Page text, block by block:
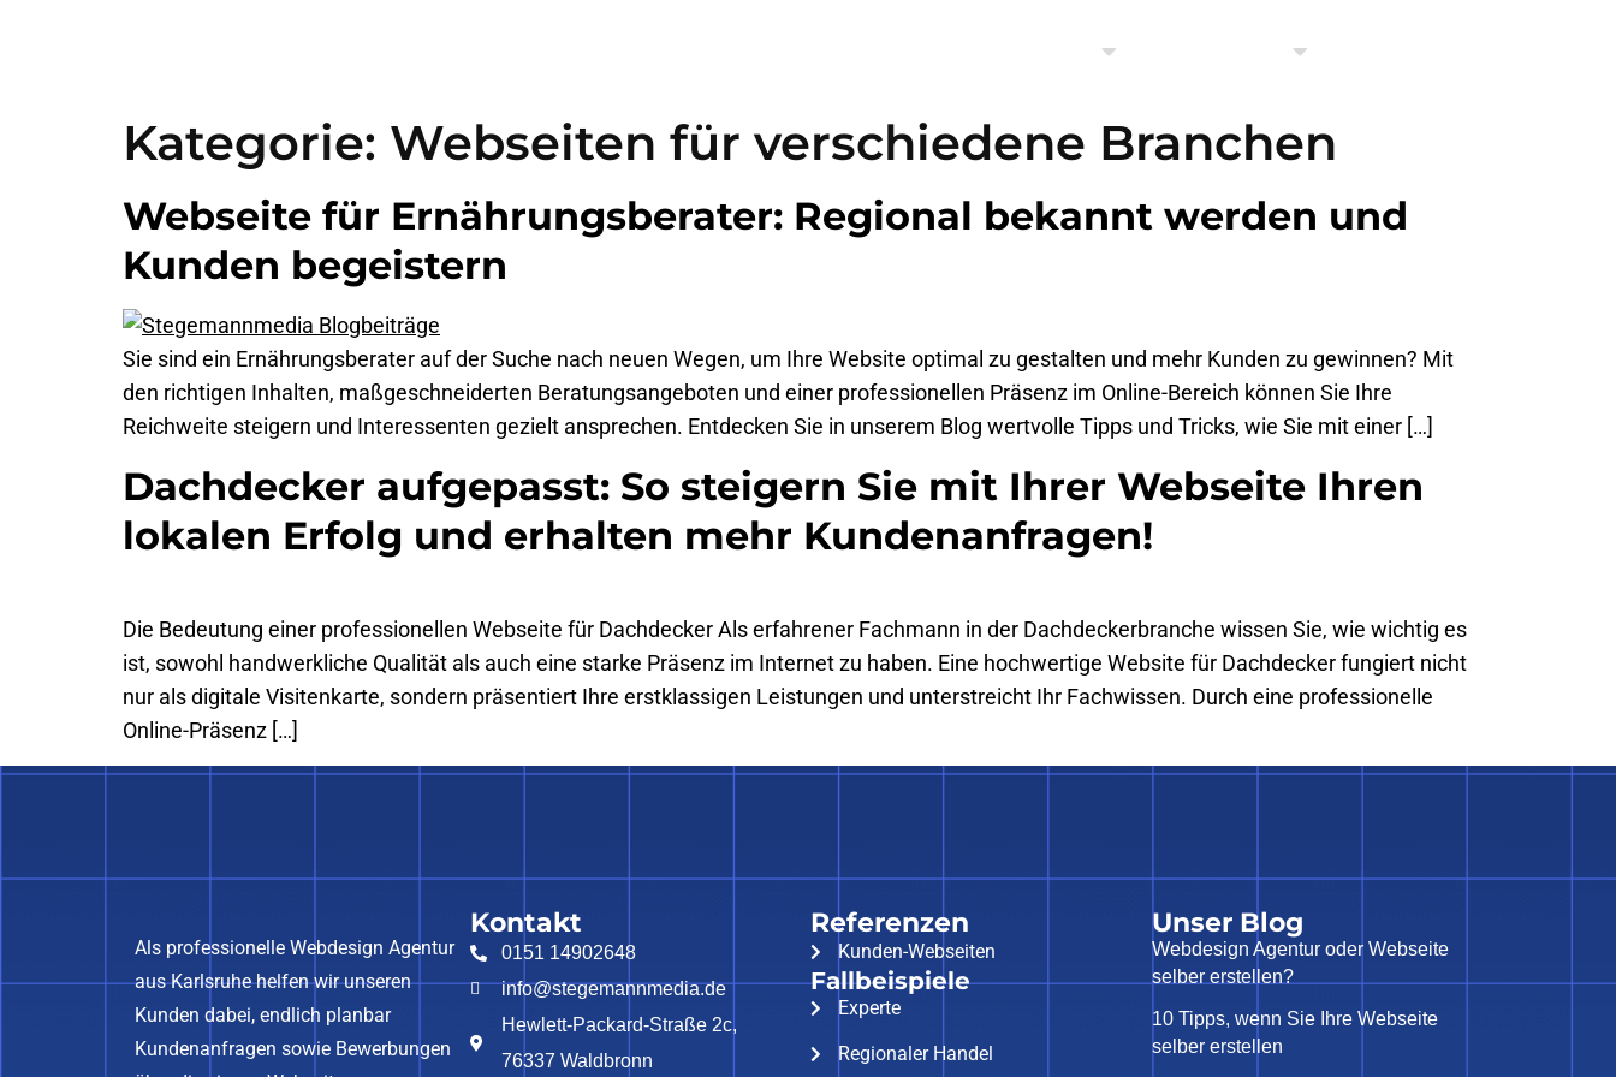
Kategorie: Webseiten für verschiedene Branchen
Webseite für Ernährungsberater: Regional bekannt werden und
Kunden begeistern
Sie sind ein Ernährungsberater auf der Suche nach neuen Wegen, um Ihre Website optimal zu gestalten und mehr Kunden zu gewinnen? Mit
den richtigen Inhalten, maßgeschneiderten Beratungsangeboten und einer professionellen Präsenz im Online-Bereich können Sie Ihre
Reichweite steigern und Interessenten gezielt ansprechen. Entdecken Sie in unserem Blog wertvolle Tipps und Tricks, wie Sie mit einer […]
Dachdecker aufgepasst: So steigern Sie mit Ihrer Webseite Ihren
lokalen Erfolg und erhalten mehr Kundenanfragen!
Die Bedeutung einer professionellen Webseite für Dachdecker Als erfahrener Fachmann in der Dachdeckerbranche wissen Sie, wie wichtig es
ist, sowohl handwerkliche Qualität als auch eine starke Präsenz im Internet zu haben. Eine hochwertige Website für Dachdecker fungiert nicht
nur als digitale Visitenkarte, sondern präsentiert Ihre erstklassigen Leistungen und unterstreicht Ihr Fachwissen. Durch eine professionelle
Online-Präsenz […]
Als professionelle Webdesign Agentur
aus Karlsruhe helfen wir unseren
Kunden dabei, endlich planbar
Kundenanfragen sowie Bewerbungen
Kontakt
0151 14902648
info@stegemannmedia.de
Hewlett-Packard-Straße 2c,
76337 Waldbronn
Referenzen
Kunden-Webseiten
Fallbeispiele
Experte
Regionaler Handel
Unser Blog
Webdesign Agentur oder Webseite
selber erstellen?
10 Tipps, wenn Sie Ihre Webseite
selber erstellen